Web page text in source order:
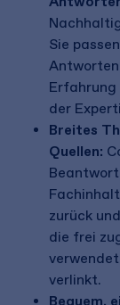
Sie
der
Breites
Quellen:
zurück
die frei
verlinkt.
Bequem,